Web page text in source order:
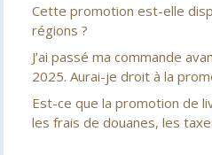
Cette promotion est-elle
régions ?
J’ai passé ma commande
2025. Aurai-je droit à la
Est-ce que la promotion de
les frais de douanes, les